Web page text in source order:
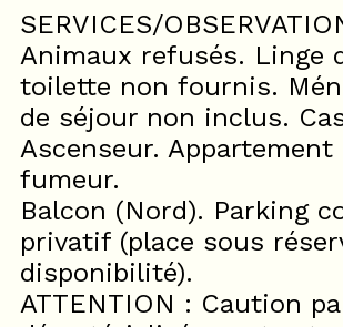
SERVICES/
Animaux refusés. Linge
toilette non fournis.
de séjour non inclus.
Ascenseur.
fumeur.
Balcon (Nord). Parking
privatif (place sous
disponibilité).
ATTENTION : Caution